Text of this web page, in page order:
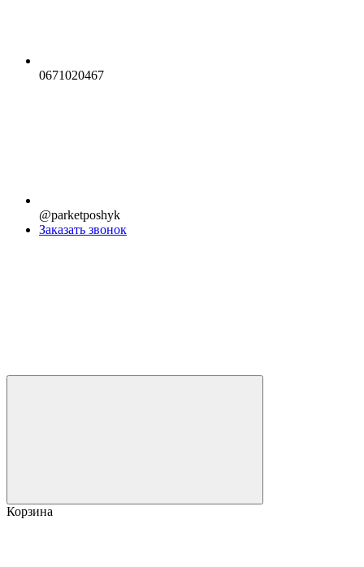
0671020467
@parketposhyk
Заказать звонок
Корзина